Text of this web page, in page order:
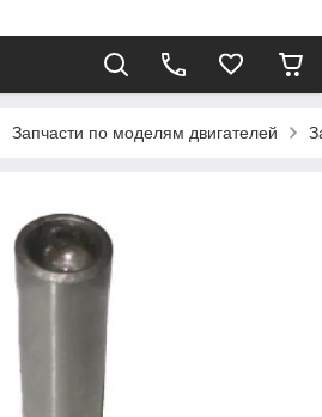
Запчасти по моделям двигателей